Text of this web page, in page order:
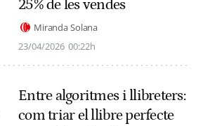
25% de les vendes
Miranda Solana
23/04/2026 00:22h
Entre algoritmes i llibreters:
com triar el llibre perfecte